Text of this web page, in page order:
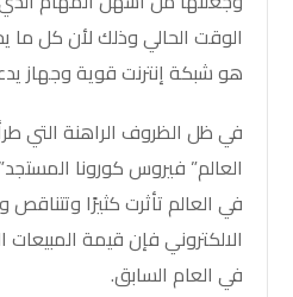
الوقت الحالي وذلك لأن كل ما
هو شبكة إنترنت قوية وجهاز
في ظل الظروف الراهنة التي
العالم” فيروس كورونا
في العالم تأثرت كثيرًا
في العام السابق.